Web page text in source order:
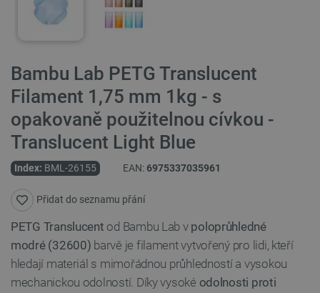
Bambu Lab PETG Translucent
Filament 1,75 mm 1kg - s
opakovaně použitelnou cívkou -
Translucent Light Blue
Index: BML-26155 EAN:6975337035961
Přidat do seznamu přání
PETG Translucent od Bambu Lab v poloprůhledné
modré (32600) barvě je filament vytvořený pro lidi, kteří
hledají materiál s mimořádnou průhledností a vysokou
mechanickou odolností. Díky vysoké odolnosti proti